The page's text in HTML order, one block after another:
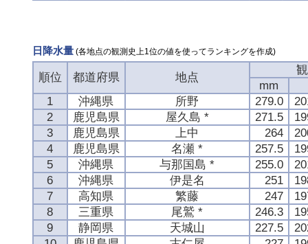
日降水量(各地点の観測史上1位の値を使ってランキングを作成)
順位 都道府県 地点
mm
1
沖縄県 所野 279.0
2
鹿児島県 屋久島 * 271.5
3
鹿児島県 上中 264
4
鹿児島県 名瀬 * 257.5
5
沖縄県 与那国島 * 255.0
6
沖縄県 伊是名 251
7
高知県 繁藤 247
8
三重県 尾鷲 * 246.3
9
静岡県 天城山 227.5